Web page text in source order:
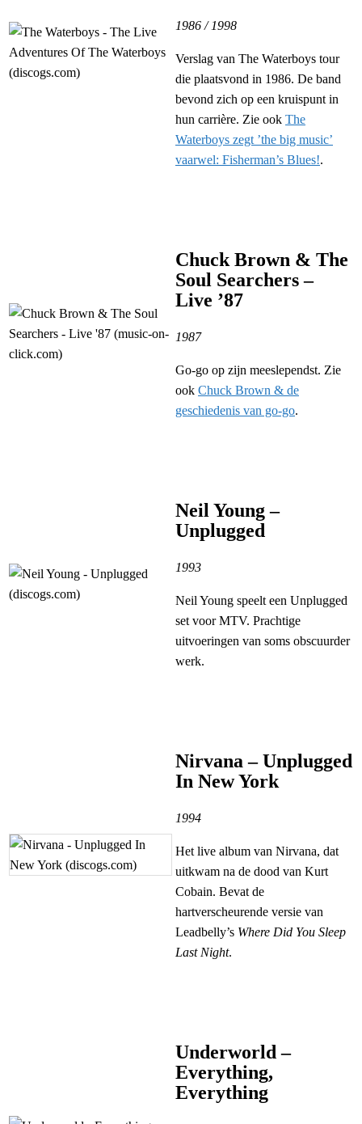
1986 / 1998
Verslag van The Waterboys tour
die plaatsvond in 1986. De band
bevond zich op een kruispunt in
hun carrière. Zie ook The
Waterboys zegt ’the big music’
vaarwel: Fisherman’s Blues!.
Chuck Brown & The
Soul Searchers –
Live ’87
1987
Go-go op zijn meeslependst. Zie
ook Chuck Brown & de
geschiedenis van go-go.
Neil Young –
Unplugged
1993
Neil Young speelt een Unplugged
set voor MTV. Prachtige
uitvoeringen van soms obscuurder
werk.
Nirvana – Unplugged
In New York
1994
Het live album van Nirvana, dat
uitkwam na de dood van Kurt
Cobain. Bevat de
hartverscheurende versie van
Leadbelly’s Where Did You Sleep
Last Night.
Underworld –
Everything,
Everything